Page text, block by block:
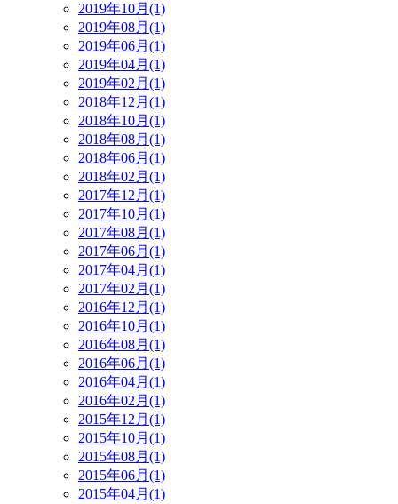
2019年10月(1)
2019年08月(1)
2019年06月(1)
2019年04月(1)
2019年02月(1)
2018年12月(1)
2018年10月(1)
2018年08月(1)
2018年06月(1)
2018年02月(1)
2017年12月(1)
2017年10月(1)
2017年08月(1)
2017年06月(1)
2017年04月(1)
2017年02月(1)
2016年12月(1)
2016年10月(1)
2016年08月(1)
2016年06月(1)
2016年04月(1)
2016年02月(1)
2015年12月(1)
2015年10月(1)
2015年08月(1)
2015年06月(1)
2015年04月(1)